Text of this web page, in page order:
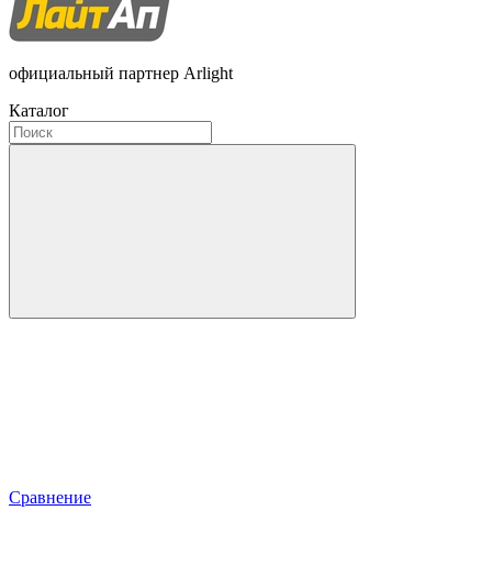
официальный партнер Arlight
Каталог
Сравнение